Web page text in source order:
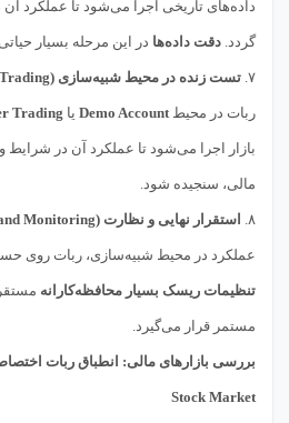
داده‌های تاریخی اجرا می‌شود تا عملکرد
گردد. دقت داده‌ها در این مرحله بسیار
۷. تست زنده در محیط شبیه‌سازی (Forward Testing / Paper Trading):
ربات در محیطDemo Account یا Trading
بازار اجرا می‌شود تا عملکرد آن در شرایط
مالی، سنجیده شود.
۸. استقرار نهایی و نظارت (Deployment and Monitoring):
عملکرد در محیط شبیه‌سازی، ربات روی
تنظیمات ریسک بسیار محافظه‌کارانه
مستمر قرار می‌گیرد.
Stock Market